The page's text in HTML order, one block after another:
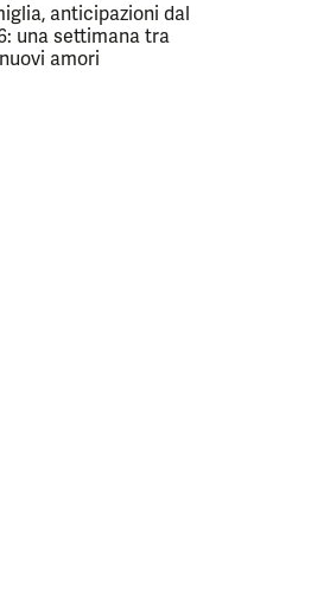
anticipazioni dal
una settimana tra
amori